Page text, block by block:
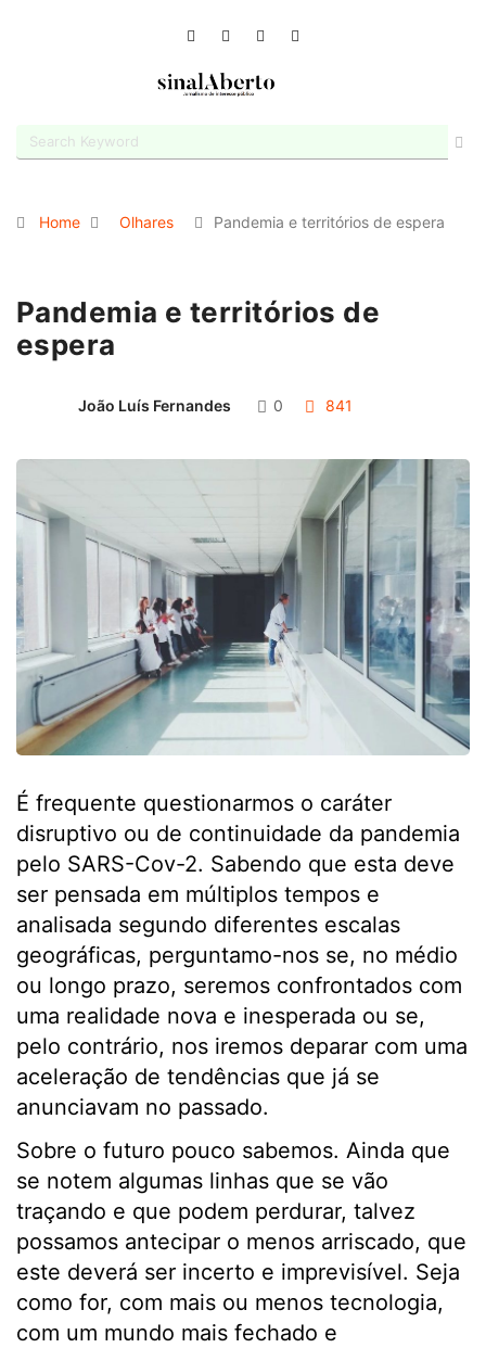
Home Olhares Pandemia e territórios de espera
Pandemia e territórios de
espera
João Luís Fernandes 0 841
É frequente questionarmos o caráter
disruptivo ou de continuidade da pandemia
pelo SARS-Cov-2. Sabendo que esta deve
ser pensada em múltiplos tempos e
analisada segundo diferentes escalas
geográficas, perguntamo-nos se, no médio
ou longo prazo, seremos confrontados com
uma realidade nova e inesperada ou se,
pelo contrário, nos iremos deparar com uma
aceleração de tendências que já se
anunciavam no passado.
Sobre o futuro pouco sabemos. Ainda que
se notem algumas linhas que se vão
traçando e que podem perdurar, talvez
possamos antecipar o menos arriscado, que
este deverá ser incerto e imprevisível. Seja
como for, com mais ou menos tecnologia,
com um mundo mais fechado e